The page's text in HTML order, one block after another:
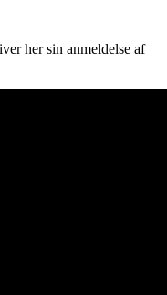
her sin anmeldelse af